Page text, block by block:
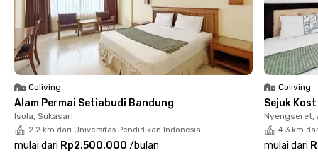
Toserba Cikutra, 8 menit ke Universitas Widyatama, dan 7
menit ke ITENAS. Akses ke Terminal Cicaheum sekitar 13 menit,
dan Gedung Sate hanya 6 menit dari lokasi. Dengan lingkungan
yang aman dan fasilitas lengkap, kost Pasteur ini menawarkan
kenyamanan dan efisiensi dalam satu paket. Cocok untuk
kamu yang mencari hunian tenang, bersih, dan dekat ke mana-
mana.
Coliving
Alam Permai Setiabudi Bandung
Isola, Sukasari
2.2 km dari Universitas Pendidikan Indonesia
mulai dari Rp2.500.000 /bulan
Coliving
Sejuk
Nyengseret,
4.3 km
mulai dari